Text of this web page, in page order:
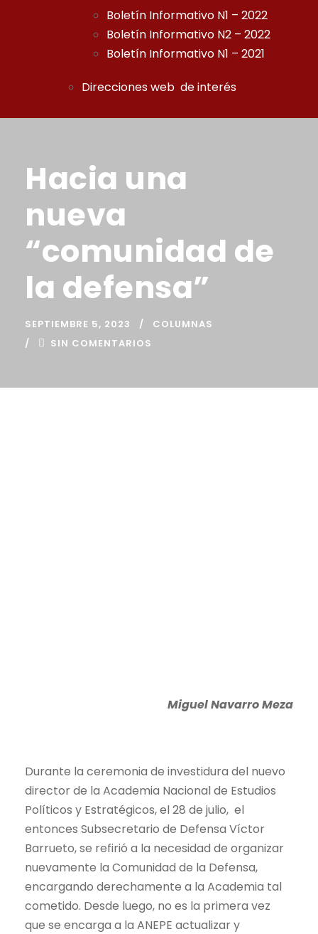
Boletín Informativo N1 – 2022
Boletín Informativo N2 – 2022
Boletín Informativo N1 – 2021
Direcciones web de interés
Hacia una
nueva
“comunidad de
la defensa”
SEPTIEMBRE 5, 2023
COLUMNAS
SIN COMENTARIOS
Miguel Navarro Meza
Durante la ceremonia de investidura del nuevo
director de la Academia Nacional de Estudios
Políticos y Estratégicos, el 28 de julio, el
entonces Subsecretario de Defensa Víctor
Barrueto, se refirió a la necesidad de organizar
nuevamente la Comunidad de la Defensa,
encargando derechamente a la Academia tal
cometido. Desde luego, no es la primera vez
que se encarga a la ANEPE actualizar y